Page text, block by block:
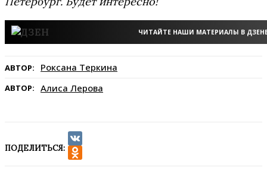
ЧИТАЙТЕ НАШИ МАТЕРИАЛЫ В
АВТОР: Роксана Теркина
АВТОР: Алиса Лерова
ПОДЕЛИТЬСЯ:
VK